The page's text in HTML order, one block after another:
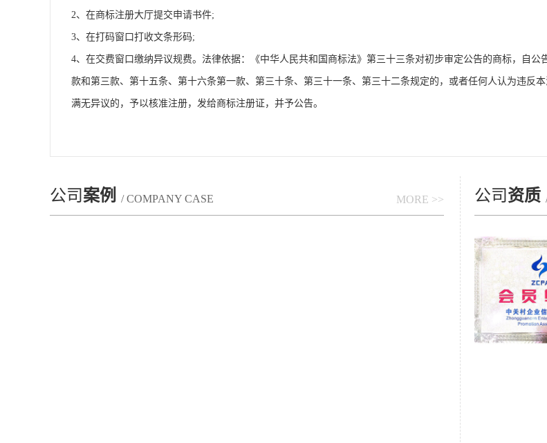
2、在商标注册大厅提交申请书件;
3、在打码窗口打收文条形码;
4、在交费窗口缴纳异议规费。法律依据：《中华人民共和国商标法》第三十三条对初步审定公告的商标，自
款和第三款、第十五条、第十六条第一款、第三十条、第三十一条、第三十二条规定的，或者任何人认为违反
满无异议的，予以核准注册，发给商标注册证，并予公告。
公司案例 / COMPANY CASE MORE >> 公司资质